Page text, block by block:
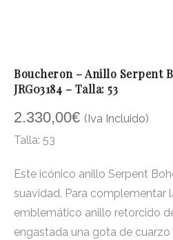
Boucheron – Anillo Serpent
JRG03184 – Talla: 53
2.330,00€ (Iva Incluido)
Talla: 53
Este icónico anillo Serpent
suavidad. Para complementar
emblemático anillo retorcido
engastada una gota de cuarzo